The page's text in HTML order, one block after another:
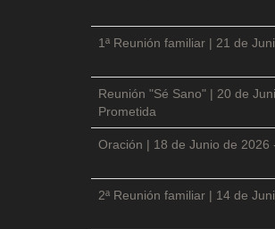
1ª Reunión familiar | 21 de
Reunión "Sé Sano" | 20 de
Prometida
Oración | 18 de Junio de 2026
2ª Reunión familiar | 14 de